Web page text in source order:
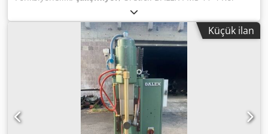
uzunluğu: 350 mm Güç: 100 kVA Dedjzp Iazopfx Afnsck
Makine kullanımdan kaldırılmış olup, durumu
bilinmemektedir.
Küçük ilan